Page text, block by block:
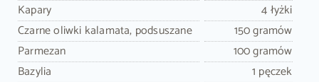
Kapary
4 łyżki
Czarne oliwki kalamata, podsuszane
150 gramów
Parmezan
100 gramów
Bazylia
1 pęczek